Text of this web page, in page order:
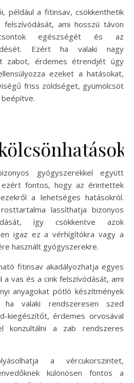
például a fitinsav, csökkenthetik
felszívódását, ami hosszú távon
egészségét és az
Ezért ha valaki nagy
zabot, érdemes étrendjét úgy
ezeket a hatásokat,
friss zöldséget, gyümölcsöt
gyógyszerekkel együtt
ezért fontos, hogy az érintettek
a lehetséges hatásokról.
lassíthatja bizonyos
így csökkentve azok
igaz ez a vérhígítókra vagy a
használt gyógyszerekre.
fitinsav akadályozhatja egyes
a vas és a cink felszívódását, ami
anyagokat pótló készítmények
ha valaki rendszeresen szed
kiegészítőt, érdemes orvosával
konzultálni a zab rendszeres
a vércukorszintet,
különösen fontos a